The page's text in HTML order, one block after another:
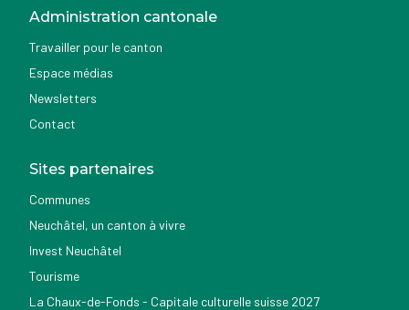
Administration cantonale
Travailler pour le canton
Espace médias
Newsletters
Contact
Sites partenaires
Communes
Neuchâtel, un canton à vivre
Invest Neuchâtel
Tourisme
La Chaux-de-Fonds - Capitale culturelle suisse 2027